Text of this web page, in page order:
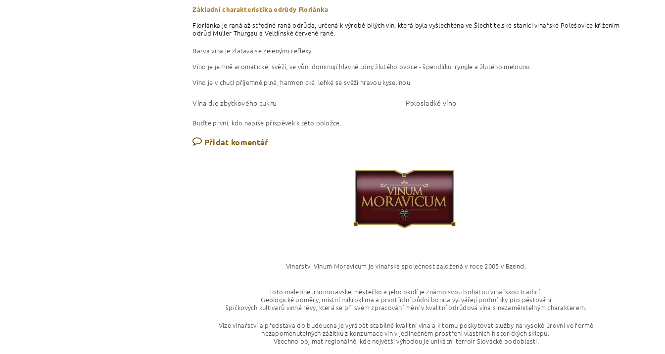
Základní charakteristika odrůdy Floriánka
Floriánka je raná až středně raná odrůda, určená k výrobě bílých vín, která byla vyšlechtěna ve Šlechtitelské stanici vinařské Polešovice křížením
odrůd Müller Thurgau a Veltlínské červené rané.
Barva vína je zlatavá se zelenými reflexy.
Víno je jemně aromatické, svěží, ve vůni dominují hlavně tóny žlutého ovoce - špendlíku, ryngle a žlutého melounu.
Víno je v chuti příjemně plné, harmonické, lehké se svěží hravou kyselinou.
Vína dle zbytkového cukru Polosladké víno
Buďte první, kdo napíše příspěvek k této položce.
Přidat komentář
Vinařství Vinum Moravicum je vinařská společnost založená v roce 2005 v Bzenci.
Toto malebné jihomoravské městečko a jeho okolí je známo svou bohatou vinařskou tradicí.
Geologické poměry, místní mikroklima a prvotřídní půdní bonita vytvářejí podmínky pro pěstování
špičkových kultivarů vinné révy, která se při svém zpracování mění v kvalitní odrůdová vína s nezaměnitelným charakterem.
Vize vinařství a představa do budoucna je vyrábět stabilně kvalitní vína a k tomu poskytovat služby na vysoké úrovni ve formě
nezapomenutelných zážitků z konzumace vín v jedinečném prostření vlastních historických sklepů.
Všechno pojímat regionálně, kde největší výhodou je unikátní terroir Slovácké podoblasti.